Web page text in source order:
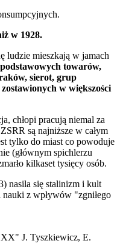
w 1928.
ludzie mieszkają w jamach
towarów,
sierot, grup
w większości
chłopi pracują niemal za
są najniższe w całym
tylko do miast co powoduje
(głównym spichlerzu
kilkaset tysięcy osób.
nasila się stalinizm i kult
z wpływów "zgniłego
XX" J. Tyszkiewicz, E.